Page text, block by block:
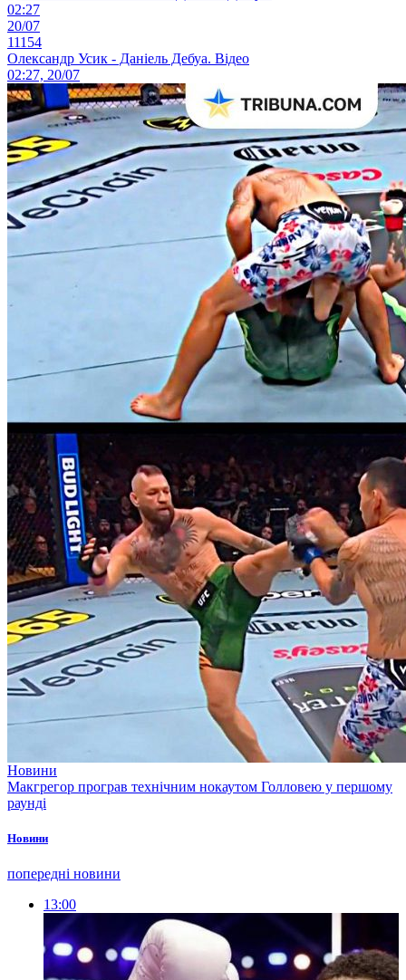
02:27
20/07
11154
Олександр Усик - Даніель Дебуа. Відео
02:27, 20/07
Новини
Макгрегор програв технічним нокаутом Голловею у першому
раунді
Новини
попередні новини
13:00